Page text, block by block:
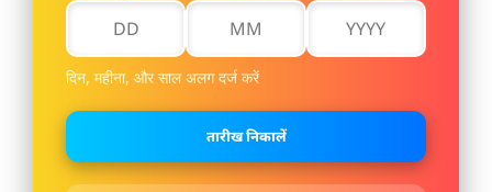
दिन, महीना, और साल अलग दर्ज करें